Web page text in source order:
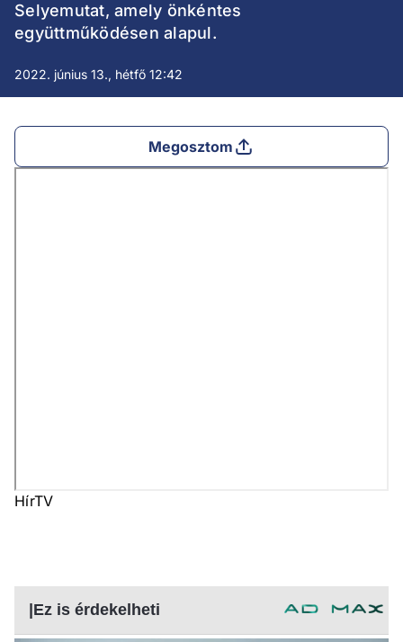
Selyemutat, amely önkéntes
együttműködésen alapul.
2022. június 13., hétfő 12:42
Megosztom
HírTV